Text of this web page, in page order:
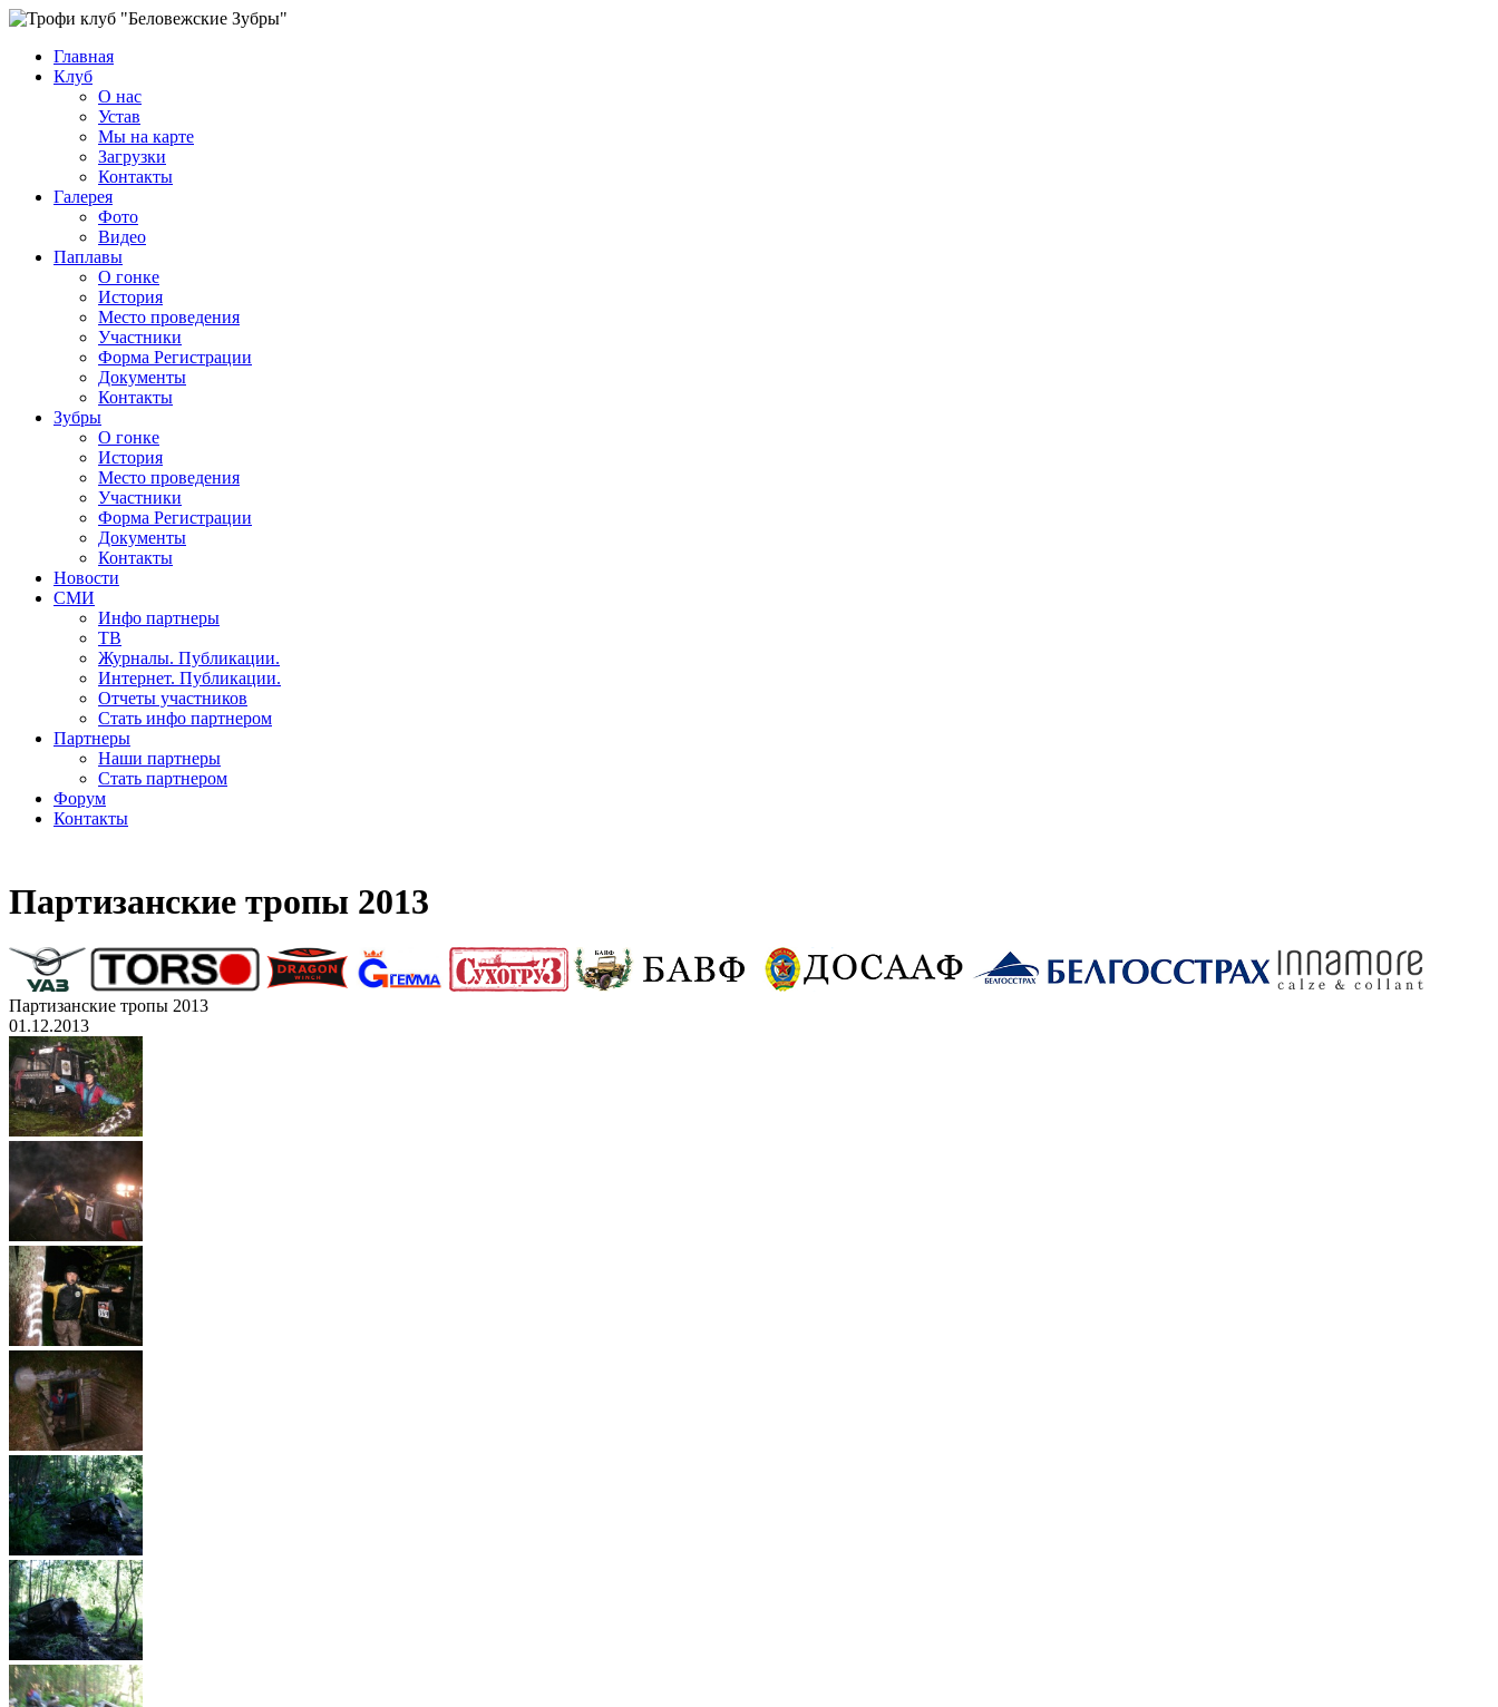
Главная
Клуб
О нас
Устав
Мы на карте
Загрузки
Контакты
Галерея
Фото
Видео
Паплавы
О гонке
История
Место проведения
Участники
Форма Регистрации
Документы
Контакты
Зубры
О гонке
История
Место проведения
Участники
Форма Регистрации
Документы
Контакты
Новости
СМИ
Инфо партнеры
ТВ
Журналы. Публикации.
Интернет. Публикации.
Отчеты участников
Стать инфо партнером
Партнеры
Наши партнеры
Стать партнером
Форум
Контакты
Партизанские тропы 2013
Партизанские тропы 2013
01.12.2013